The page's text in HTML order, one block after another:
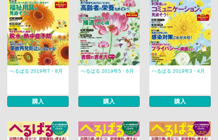
へるぱる 2019年7・8月
購入
へるぱる 2019年5・6月
購入
へるぱる 2019年3・4月
購入